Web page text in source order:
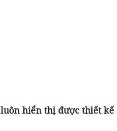
hiển thị được thiết